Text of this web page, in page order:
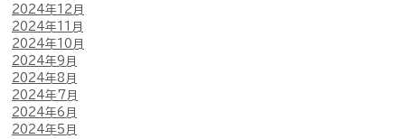
2024年12月
2024年11月
2024年10月
2024年9月
2024年8月
2024年7月
2024年6月
2024年5月